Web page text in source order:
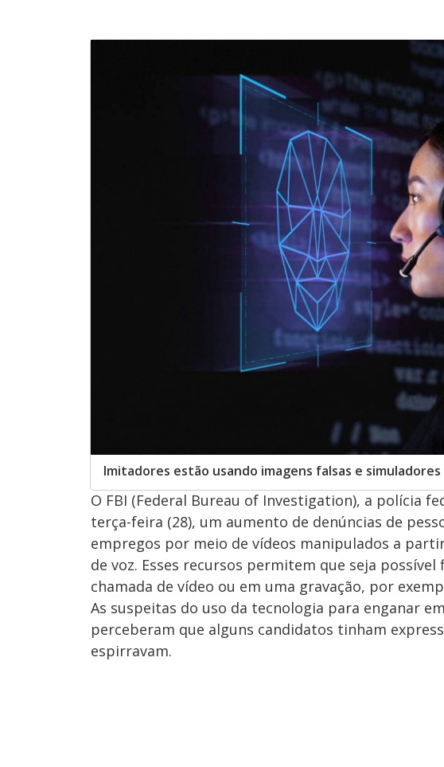
Imitadores estão usando imagens falsas e
O FBI (Federal Bureau of Investigation), a polícia
terça-feira (28), um aumento de denúncias de
empregos por meio de vídeos manipulados a
de voz. Esses recursos permitem que seja
chamada de vídeo ou em uma gravação, por
As suspeitas do uso da tecnologia para enganar
perceberam que alguns candidatos tinham
espirravam.